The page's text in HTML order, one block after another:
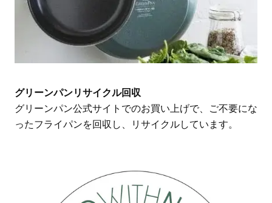
グリーンパンリサイクル回収
グリーンパン公式サイトでのお買い上げで、ご不要にな
ったフライパンを回収し、リサイクルしています。